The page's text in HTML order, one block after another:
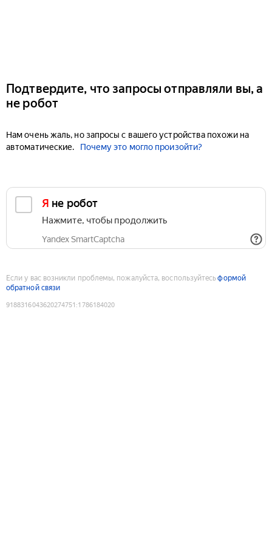
Подтвердите, что запросы отправляли вы, а
не робот
Нам очень жаль, но запросы с вашего устройства похожи на
автоматические.
Почему это могло произойти?
Я не робот
Нажмите, чтобы продолжить
Yandex SmartCaptcha
Если у вас возникли проблемы, пожалуйста, воспользуйтесьформой
обратной связи
9188316043620274751 :1786184020